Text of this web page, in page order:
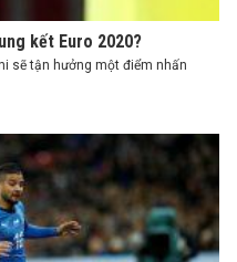
kết Euro 2020?
sẽ tận hưởng một điểm nhấn